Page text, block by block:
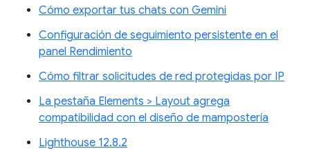
Cómo exportar tus chats con Gemini
Configuración de seguimiento persistente en el
panel Rendimiento
Cómo filtrar solicitudes de red protegidas por IP
La pestaña Elements > Layout agrega
compatibilidad con el diseño de mampostería
Lighthouse 12.8.2